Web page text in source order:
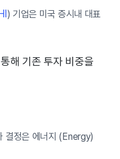
) 기업은 미국 증시내 대표
해 기존 투자 비중을
결정은 에너지 (Energy)